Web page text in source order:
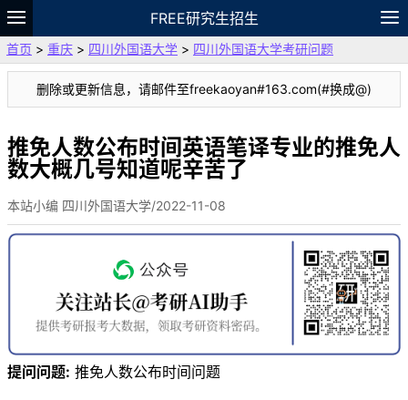
FREE研究生招生
题库
故事 专题 APP 笔记
论坛
VIP
资料
首页 > 重庆 > 四川外国语大学 > 四川外国语大学考研问题
删除或更新信息，请邮件至freekaoyan#163.com(#换成@)
推免人数公布时间英语笔译专业的推免人
数大概几号知道呢辛苦了
本站小编 四川外国语大学/2022-11-08
提问问题: 推免人数公布时间问题